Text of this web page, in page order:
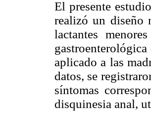
El presente
realizó un diseño
lactantes
aplicado a las
datos, se
síntomas
disquinesia anal,